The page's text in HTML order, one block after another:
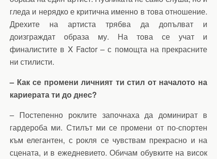
гледа и нерядко е критична именно в това отношение.
Дрехите на артиста трябва да допълват и
доизграждат образа му. На това се учат и
финалистите в X Factor – с помощта на прекрасните
ни стилисти.
– Как се промени личният ти стил от началото на
кариерата ти до днес?
– Постепенно роклите започнаха да доминират в
гардероба ми. Стилът ми се промени от по-спортен
към елегантен, с рокля се чувствам прекрасно и на
сцената, и в ежедневието. Обичам обувките на висок